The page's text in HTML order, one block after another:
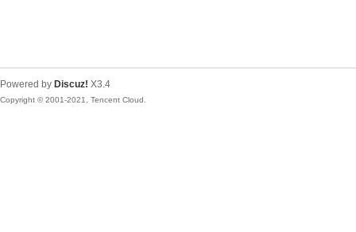
Powered by Discuz! X3.4
Copyright © 2001-2021, Tencent Cloud.